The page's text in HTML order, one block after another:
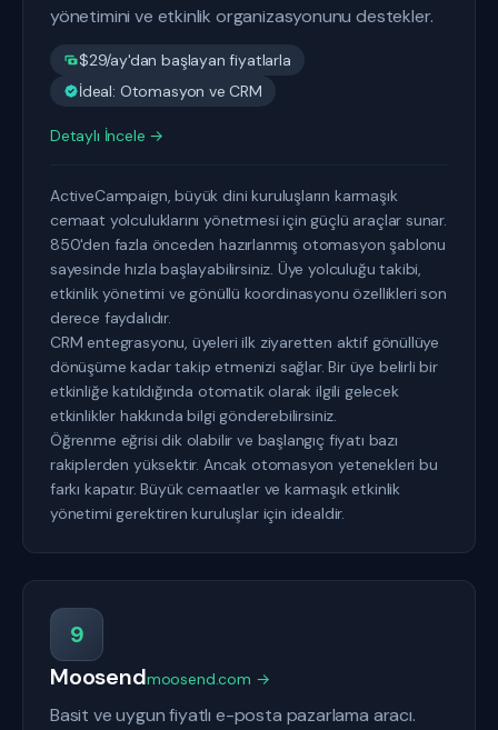
yönetimini ve etkinlik organizasyonunu destekler.
$29/ay'dan başlayan fiyatlarla
İdeal: Otomasyon ve CRM
Detaylı İncele →
ActiveCampaign, büyük dini kuruluşların karmaşık
cemaat yolculuklarını yönetmesi için güçlü araçlar sunar.
850'den fazla önceden hazırlanmış otomasyon şablonu
sayesinde hızla başlayabilirsiniz. Üye yolculuğu takibi,
etkinlik yönetimi ve gönüllü koordinasyonu özellikleri son
derece faydalıdır.
CRM entegrasyonu, üyeleri ilk ziyaretten aktif gönüllüye
dönüşüme kadar takip etmenizi sağlar. Bir üye belirli bir
etkinliğe katıldığında otomatik olarak ilgili gelecek
etkinlikler hakkında bilgi gönderebilirsiniz.
Öğrenme eğrisi dik olabilir ve başlangıç fiyatı bazı
rakiplerden yüksektir. Ancak otomasyon yetenekleri bu
farkı kapatır. Büyük cemaatler ve karmaşık etkinlik
yönetimi gerektiren kuruluşlar için idealdir.
9
Moosendmoosend.com →
Basit ve uygun fiyatlı e-posta pazarlama aracı.